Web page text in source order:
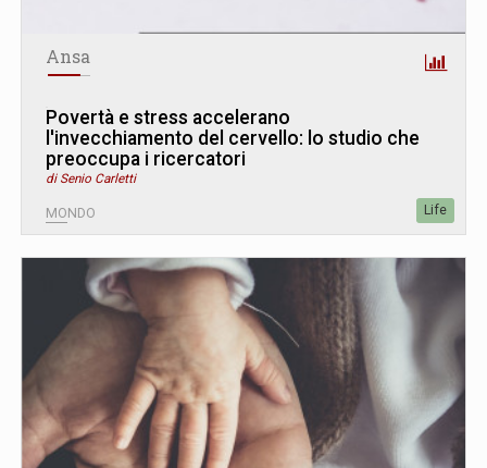
Ansa
Povertà e stress accelerano
l'invecchiamento del cervello: lo studio che
preoccupa i ricercatori
di Senio Carletti
MONDO Life